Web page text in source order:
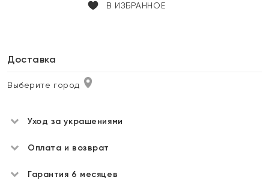
В ИЗБРАННОЕ
Доставка
Выберите город
Уход за украшениями
Оплата и возврат
Гарантия 6 месяцев